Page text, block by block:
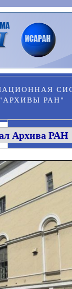
"АРХИВЫ РАН"
Архива РАН